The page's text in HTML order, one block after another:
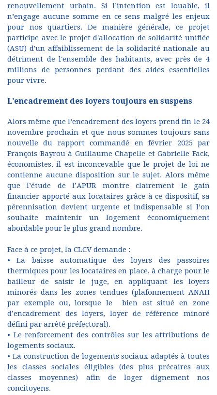
renouvellement urbain. Si l’intention est louable, il
n’engage aucune somme en ce sens malgré les enjeux
pour nos quartiers. De manière générale, ce projet
participe avec le projet d'allocation de solidarité unifiée
(ASU) d'un affaiblissement de la solidarité nationale au
détriment de l'ensemble des habitants, avec près de 4
millions de personnes perdant des aides essentielles
pour vivre.
L’encadrement des loyers toujours en suspens
Alors même que l’encadrement des loyers prend fin le 24
novembre prochain et que nous sommes toujours sans
nouvelle du rapport commandé en février 2025 par
François Bayrou à Guillaume Chapelle et Gabrielle Fack,
économistes, il est inconcevable que le projet de loi ne
contienne aucune disposition sur le sujet. Alors même
que l’étude de l’APUR montre clairement le gain
financier apporté aux locataires grâce à ce dispositif, sa
pérennisation devient urgente et indispensable si l’on
souhaite maintenir un logement économiquement
abordable pour le plus grand nombre.
Face à ce projet, la CLCV demande :
• La baisse automatique des loyers des passoires
thermiques pour les locataires en place, à charge pour le
bailleur de saisir le juge, en appliquant les loyers
minorés dans les zones tendues (plafonnement ANAH
par exemple ou, lorsque le bien est situé en zone
d’encadrement des loyers, loyer de référence minoré
défini par arrêté préfectoral).
• Le renforcement des contrôles sur les attributions de
logements sociaux.
• La construction de logements sociaux adaptés à toutes
les classes sociales éligibles (des plus précaires aux
classes moyennes) afin de loger dignement nos
concitoyens.